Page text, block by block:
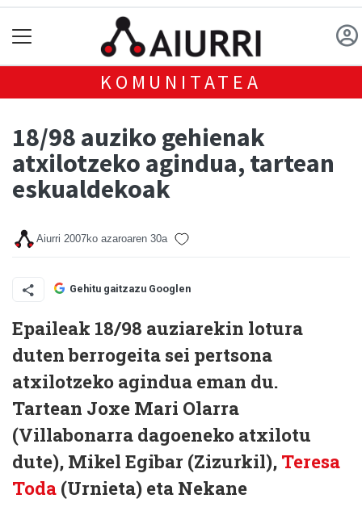
KOMUNITATEA
18/98 auziko gehienak
atxilotzeko agindua, tartean
eskualdekoak
Aiurri 2007ko azaroaren 30a
Gehitu gaitzazu Googlen
Epaileak 18/98 auziarekin lotura
duten berrogeita sei pertsona
atxilotzeko agindua eman du.
Tartean Joxe Mari Olarra
(Villabonarra dagoeneko atxilotu
dute), Mikel Egibar (Zizurkil), Teresa
Toda (Urnieta) eta Nekane